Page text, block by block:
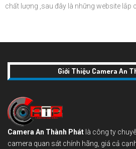
chất lượng ,sau đây là những website lắp
Giới Thiệu Camera An
Camera An Thành Phát là công ty
camera quan sát chính hãng, giá cả